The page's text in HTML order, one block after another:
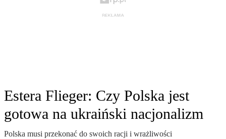
Estera Flieger: Czy Polska jest
gotowa na ukraiński nacjonalizm
Polska musi przekonać do swoich racji i wrażliwości